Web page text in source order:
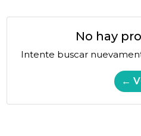
No hay
Intente buscar
←